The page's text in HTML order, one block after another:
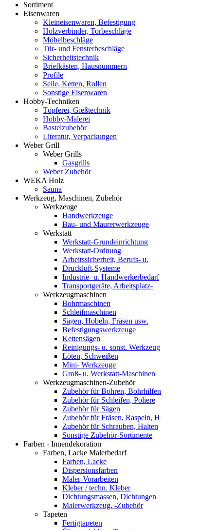
Sortiment
Eisenwaren
Kleineisenwaren, Befestigung
Holzverbinder, Torbeschläge
Möbelbeschläge
Tür- und Fensterbeschläge
Sicherheitstechnik
Briefkästen, Hausnummern
Profile
Seile, Ketten, Rollen
Sonstige Eisenwaren
Hobby-Techniken
Töpferei, Gießtechnik
Hobby-Malerei
Bastelzubehör
Literatur, Verpackungen
Weber Grill
Weber Grills
Gasgrills
Weber Zubehör
WEKA Holz
Sauna
Werkzeug, Maschinen, Zubehör
Werkzeuge
Handwerkzeuge
Bau- und Maurerwerkzeuge
Werkstatt
Werkstatt-Grundeinrichtung
Werkstatt-Ordnung
Arbeitssicherheit, Berufs- u.
Druckluft-Systeme
Industrie- u. Handwerkerbedarf
Transportgeräte, Arbeitsplatz-
Werkzeugmaschinen
Bohrmaschinen
Schleifmaschinen
Sägen, Hobeln, Fräsen usw.
Befestigungswerkzeuge
Kettensägen
Reinigungs- u. sonst. Werkzeug
Löten, Schweißen
Mini- Werkzeuge
Groß- u. Werkstatt-Maschinen
Werkzeugmaschinen-Zubehör
Zubehör für Bohren, Bohrhilfen
Zubehör für Schleifen, Poliere
Zubehör für Sägen
Zubehör für Fräsen, Raspeln, H
Zubehör für Schrauben, Halten
Sonstige Zubehör-Sortimente
Farben - Innendekoration
Farben, Lacke Malerbedarf
Farben, Lacke
Dispersionsfarben
Maler-Vorarbeiten
Kleber / techn. Kleber
Dichtungsmassen, Dichtungen
Malerwerkzeug, -Zubehör
Tapeten
Fertigtapeten